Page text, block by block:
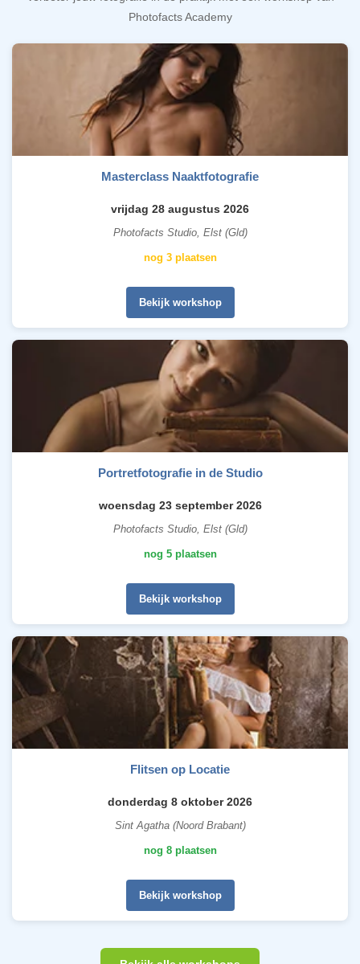
Photofacts Academy
Masterclass Naaktfotografie
vrijdag 28 augustus 2026
Photofacts Studio, Elst (Gld)
nog 3 plaatsen
Bekijk workshop
Portretfotografie in de Studio
woensdag 23 september 2026
Photofacts Studio, Elst (Gld)
nog 5 plaatsen
Bekijk workshop
Flitsen op Locatie
donderdag 8 oktober 2026
Sint Agatha (Noord Brabant)
nog 8 plaatsen
Bekijk workshop